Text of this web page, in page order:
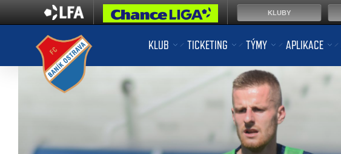
KLUB TICKETING TÝMY APLIKACE
KLUBY